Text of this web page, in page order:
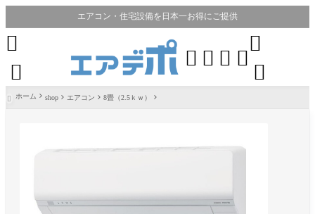
エアコン・住宅設備を日本一お得にご提供
   




 ホーム shop エアコン 8畳（2.5ｋｗ）